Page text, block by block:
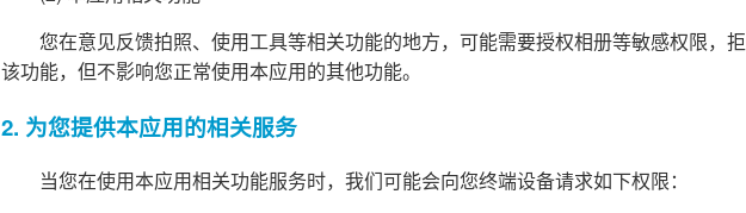
您在意见反馈拍照、使用工具等相关功能的地方，可能需要授权相册等敏感权限，
该功能，但不影响您正常使用本应用的其他功能。
2. 为您提供本应用的相关服务
当您在使用本应用相关功能服务时，我们可能会向您终端设备请求如下权限：